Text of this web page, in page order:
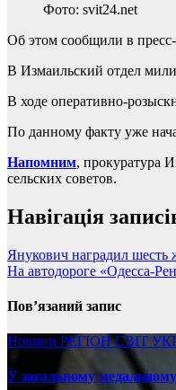
Фото: svit24.net
Об этом сообщили в
В Измаильский отдел
В ходе оперативно-
По данному факту уже
Напомним, прокуратура
сельских советов.
Навігація
Янукович наградил
На автодороге «Одесса-
Пов’язаний запис
Новини РЕГІОНСВІТ
У загальному медальному